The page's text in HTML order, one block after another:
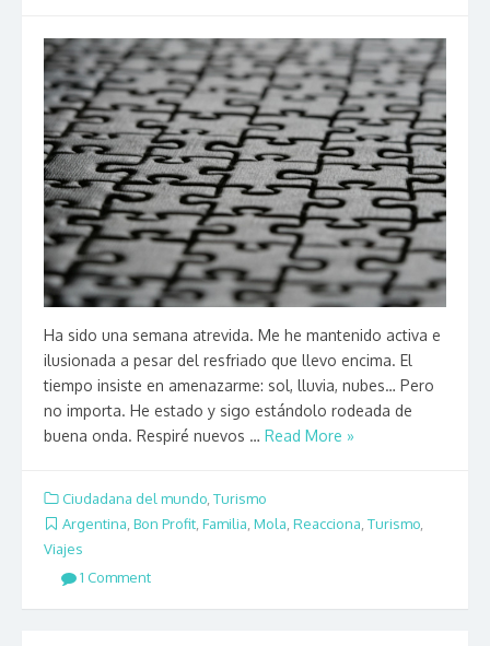
Ha sido una semana atrevida. Me he mantenido activa e
ilusionada a pesar del resfriado que llevo encima. El
tiempo insiste en amenazarme: sol, lluvia, nubes… Pero
no importa. He estado y sigo estándolo rodeada de
buena onda. Respiré nuevos … Read More »
Ciudadana del mundo Turismo
Argentina Bon Profit Familia Mola Reacciona Turismo
Viajes
1 Comment